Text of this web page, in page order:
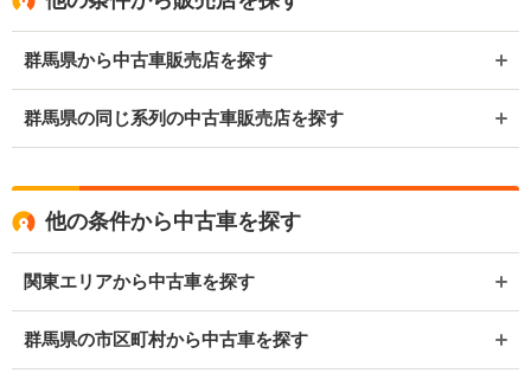
群馬県から中古車販売店を探す
群馬県の同じ系列の中古車販売店を探す
他の条件から中古車を探す
関東エリアから中古車を探す
群馬県の市区町村から中古車を探す